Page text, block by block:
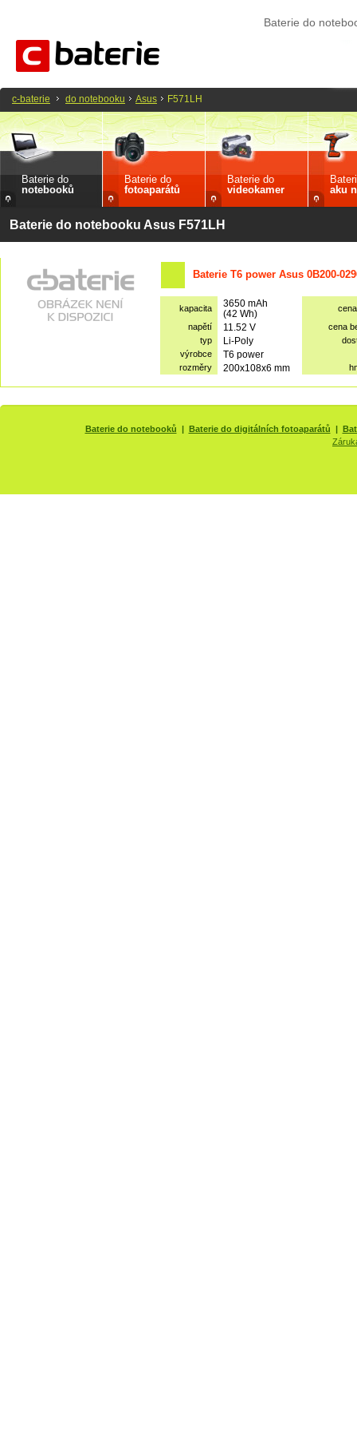
Baterie do
Baterie do
notebooků
Baterie do
fotoaparátů
Baterie do
videokamer
aku
Baterie do notebooku Asus F571LH
Baterie T6 power Asus 0B200-
kapacita
3650 mAh
(42 Wh)
napětí
11.52 V
cena
typ
Li-Poly
výrobce
T6 power
rozměry 200x108x6 mm
c-baterie do notebooku Asus F571LH
Baterie do notebooků | Baterie do digitálních fotoaparátů |